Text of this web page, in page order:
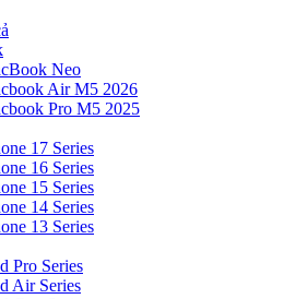
Neo
Air M5 2026
Pro M5 2025
17 Series
16 Series
15 Series
14 Series
13 Series
Pro Series
Air Series